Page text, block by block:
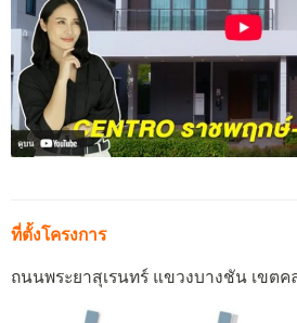
ที่ตั้งโครงการ
ถนนพระยาสุเรนทร์ แขวงบางชัน เขตค